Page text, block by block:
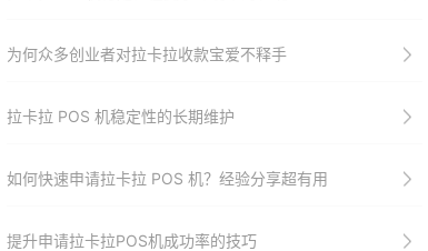
为何众多创业者对拉卡拉收款宝爱不释手
拉卡拉 POS 机稳定性的长期维护
如何快速申请拉卡拉 POS 机？经验分享超有用
提升申请拉卡拉POS机成功率的技巧